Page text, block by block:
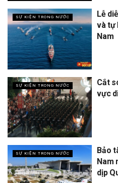
SỰ KIỆN TRONG NƯỚC
Lễ
và tự
Nam
SỰ KIỆN TRONG NƯỚC
Cắt
vực
SỰ KIỆN TRONG NƯỚC
Bảo
Nam
dịp